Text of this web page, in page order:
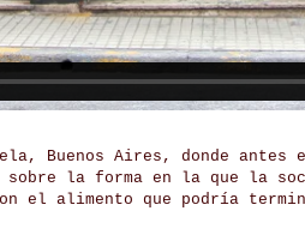
Buenos Aires, donde
la forma en la que la
el alimento que podría